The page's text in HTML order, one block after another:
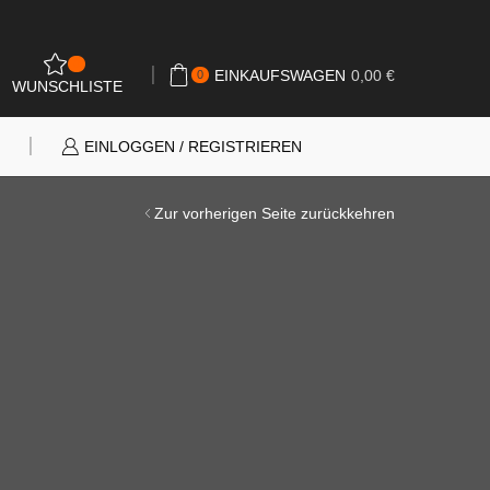
WUNSCHLISTE
0 EINKAUFSWAGEN 0,00 €
EINLOGGEN / REGISTRIEREN
Zur vorherigen Seite zurückkehren